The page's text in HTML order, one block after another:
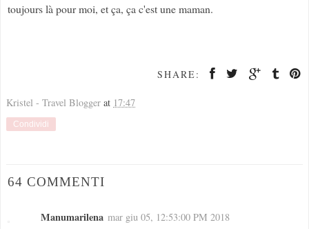
toujours là pour moi, et ça, ça c'est une maman.
SHARE:
Kristel - Travel Blogger at 17:47
Condividi
64 COMMENTI
Manumarilena mar giu 05, 12:53:00 PM 2018